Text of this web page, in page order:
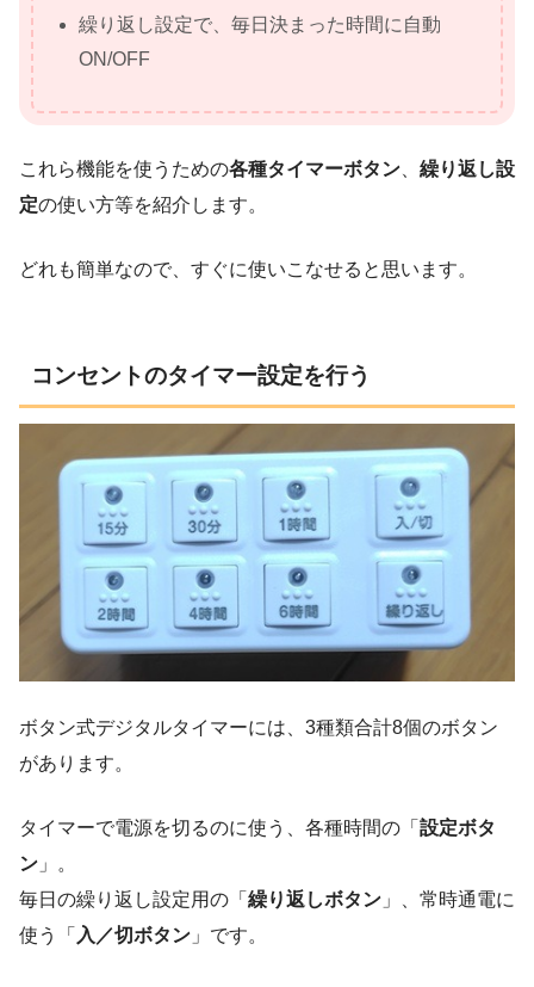
繰り返し設定で、毎日決まった時間に自動
ON/OFF
これら機能を使うための各種タイマーボタン
繰り返し設
定の使い方等を紹介します。
どれも簡単なので、すぐに使いこなせると思います。
コンセントのタイマー設定を行う
ボタン式デジタルタイマーには、3種類合計8個のボタン
があります。
タイマーで電源を切るのに使う、各種時間の「 設定ボタ
ン 」。
毎日の繰り返し設定用の「 繰り返しボタン 」、常時通電に
使う「 入／切ボタン 」です。